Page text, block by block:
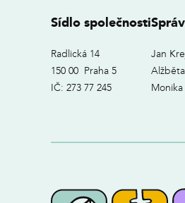
Sídlo společnosti
Radlická 14
150 00 Praha 5
IČ: 273 77 245
Jan